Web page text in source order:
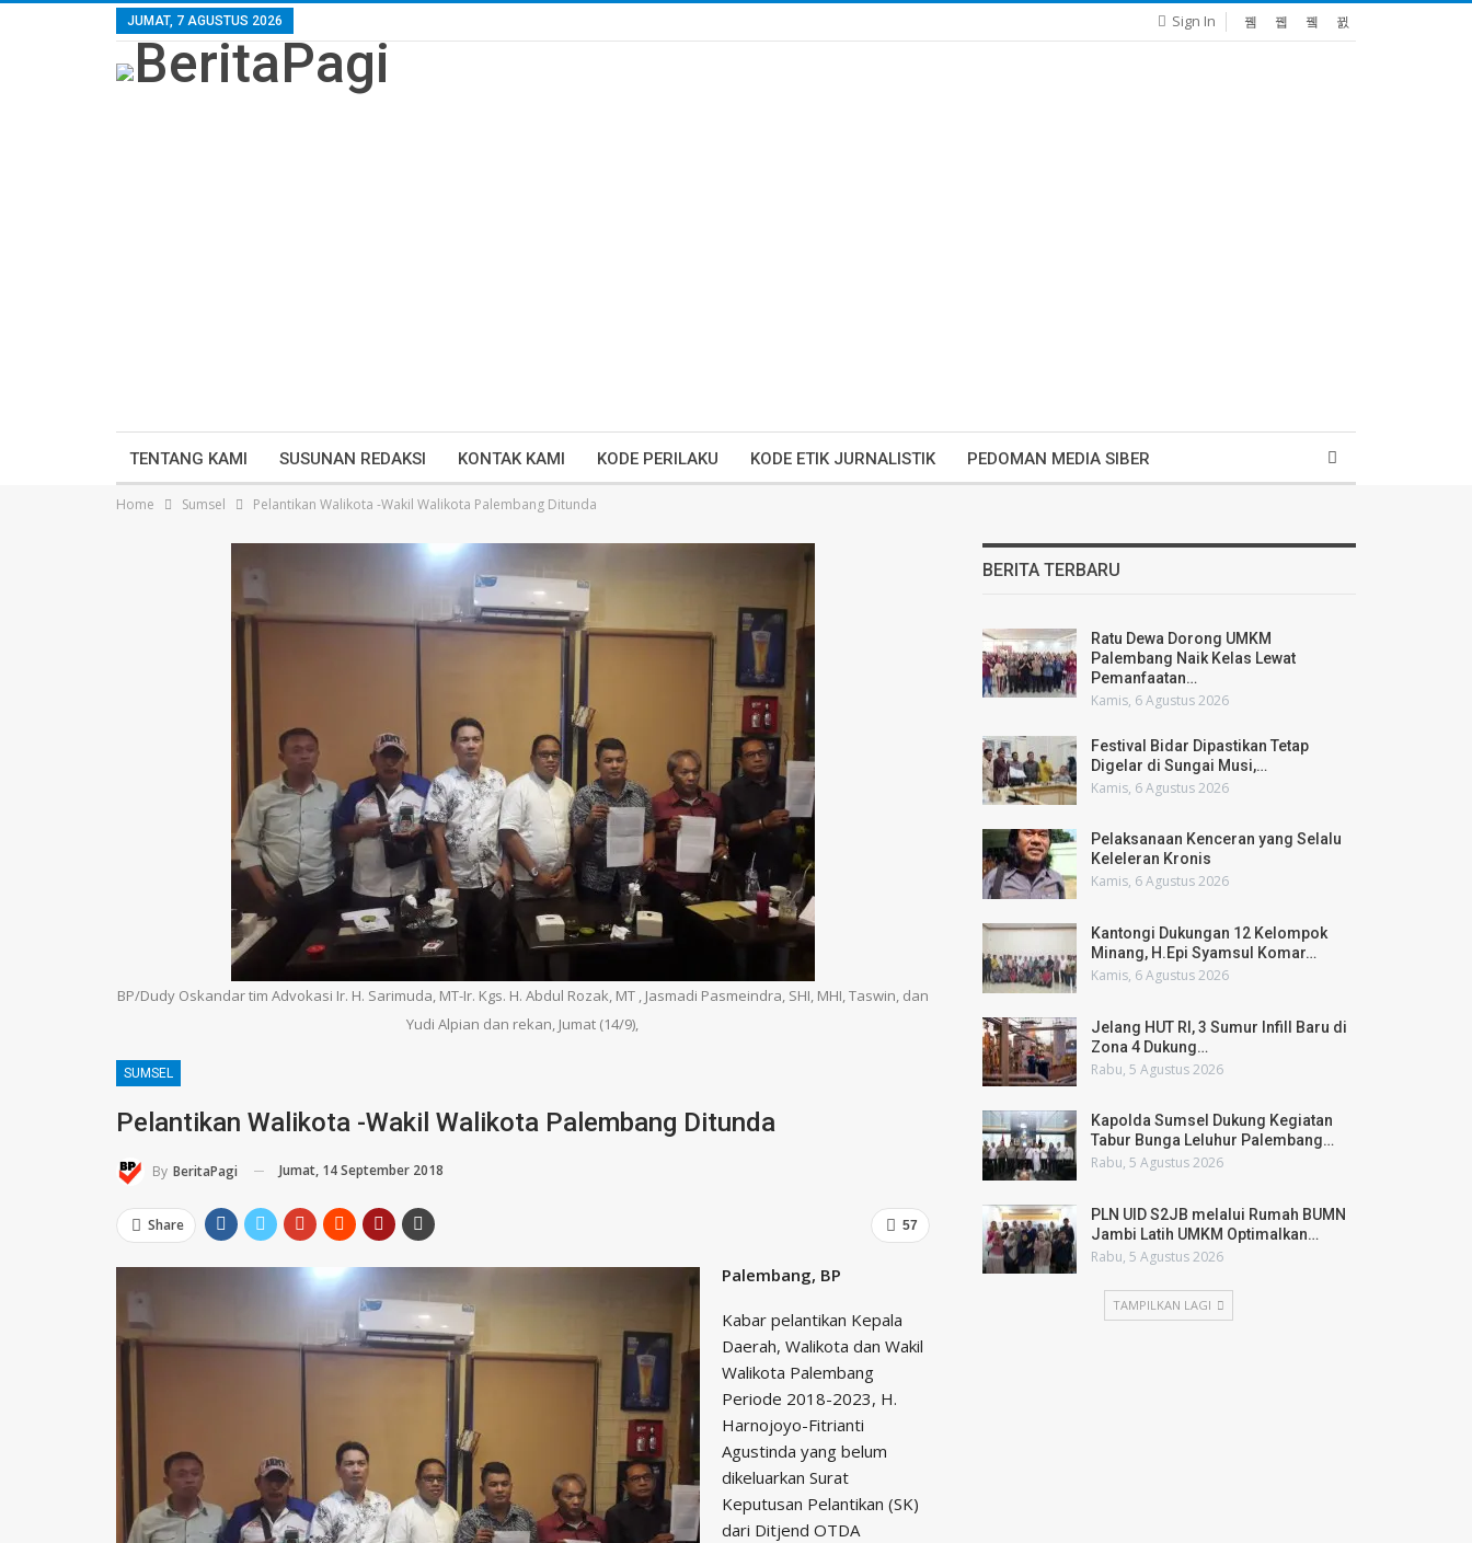
Sign In
JUMAT, 7 AGUSTUS 2026
TENTANG KAMI SUSUNAN REDAKSI KONTAK KAMI KODE PERILAKU KODE ETIK JURNALISTIK PEDOMAN MEDIA SIBER
Home Sumsel Pelantikan Walikota -Wakil Walikota Palembang Ditunda
BP/Dudy Oskandar tim Advokasi Ir. H. Sarimuda, MT-Ir. Kgs. H. Abdul Rozak, MT , Jasmadi Pasmeindra, SHI, MHI, Taswin, dan
Yudi Alpian dan rekan, Jumat (14/9),
SUMSEL
Pelantikan Walikota -Wakil Walikota Palembang Ditunda
By BeritaPagi Jumat, 14 September 2018
57
Share
Palembang, BP
Kabar pelantikan Kepala
Daerah, Walikota dan Wakil
Walikota Palembang
Periode 2018-2023, H.
Harnojoyo-Fitrianti
Agustinda yang belum
dikeluarkan Surat
Keputusan Pelantikan (SK)
dari Ditjend OTDA
BERITA TERBARU
Ratu Dewa Dorong UMKM
Palembang Naik Kelas Lewat
Pemanfaatan…
Kamis, 6 Agustus 2026
Festival Bidar Dipastikan Tetap
Digelar di Sungai Musi,…
Kamis, 6 Agustus 2026
Pelaksanaan Kenceran yang Selalu
Keleleran Kronis
Kamis, 6 Agustus 2026
Kantongi Dukungan 12 Kelompok
Minang, H.Epi Syamsul Komar…
Kamis, 6 Agustus 2026
Jelang HUT RI, 3 Sumur Infill Baru di
Zona 4 Dukung…
Rabu, 5 Agustus 2026
Kapolda Sumsel Dukung Kegiatan
Tabur Bunga Leluhur Palembang…
Rabu, 5 Agustus 2026
PLN UID S2JB melalui Rumah BUMN
Jambi Latih UMKM Optimalkan…
Rabu, 5 Agustus 2026
TAMPILKAN LAGI